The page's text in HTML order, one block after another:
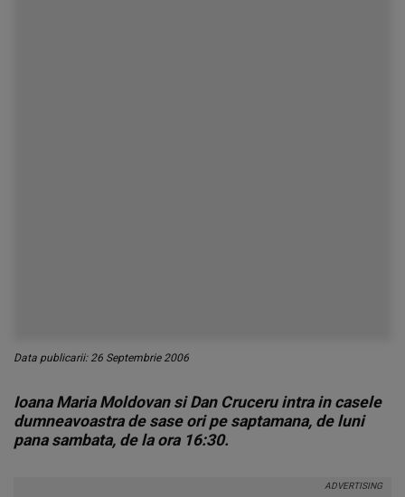
Data publicarii: 26 Septembrie 2006
Ioana Maria Moldovan si Dan Cruceru intra in casele
dumneavoastra de sase ori pe saptamana, de luni
pana sambata, de la ora 16:30.